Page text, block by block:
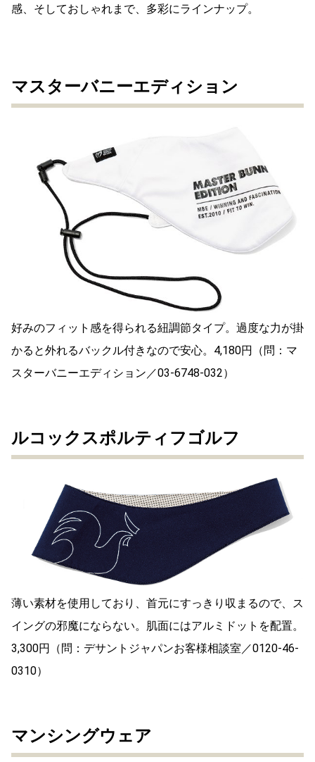
感、そしておしゃれまで、多彩にラインナップ。
マスターバニーエディション
好みのフィット感を得られる紐調節タイプ。過度な力が掛
かると外れるバックル付きなので安心。4,180円（問：マ
スターバニーエディション／03-6748-032）
ルコックスポルティフゴルフ
薄い素材を使用しており、首元にすっきり収まるので、ス
イングの邪魔にならない。肌面にはアルミドットを配置。
3,300円（問：デサントジャパンお客様相談室／0120-46-
0310）
マンシングウェア